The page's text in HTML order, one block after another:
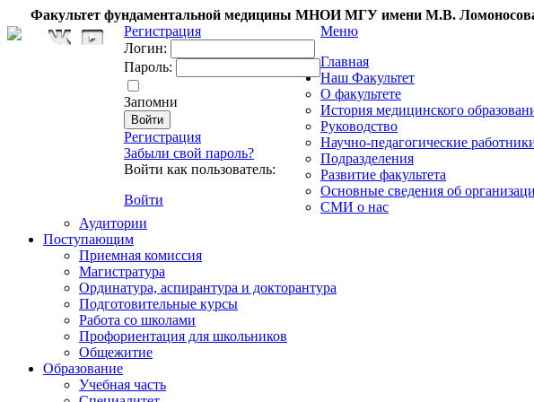
Факультет фундаментальной медицины МНОИ МГУ имени М.В.
Регистрация
Логин:
Пароль:
Запомни
Регистрация
Забыли свой пароль?
Войти как пользователь:
Войти
Меню
Главная
Наш Факультет
О факультете
История медицинского
Руководство
Научно-педагогические
Подразделения
Развитие факультета
Основные сведения об
СМИ о нас
Аудитории
Поступающим
Приемная комиссия
Магистратура
Ординатура, аспирантура и докторантура
Подготовительные курсы
Работа со школами
Профориентация для школьников
Общежитие
Образование
Учебная часть